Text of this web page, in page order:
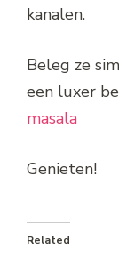
kanalen.
Beleg ze
een luxer
masala
Genieten!
Related